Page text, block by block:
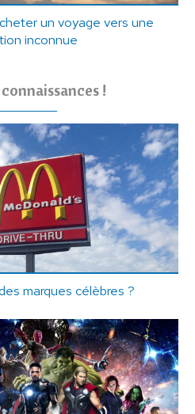
un voyage vers une
inconnue
!
marques célèbres ?